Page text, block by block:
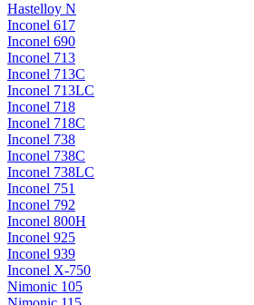
Hastelloy N
Inconel 617
Inconel 690
Inconel 713
Inconel 713C
Inconel 713LC
Inconel 718
Inconel 718C
Inconel 738
Inconel 738C
Inconel 738LC
Inconel 751
Inconel 792
Inconel 800H
Inconel 925
Inconel 939
Inconel X-750
Nimonic 105